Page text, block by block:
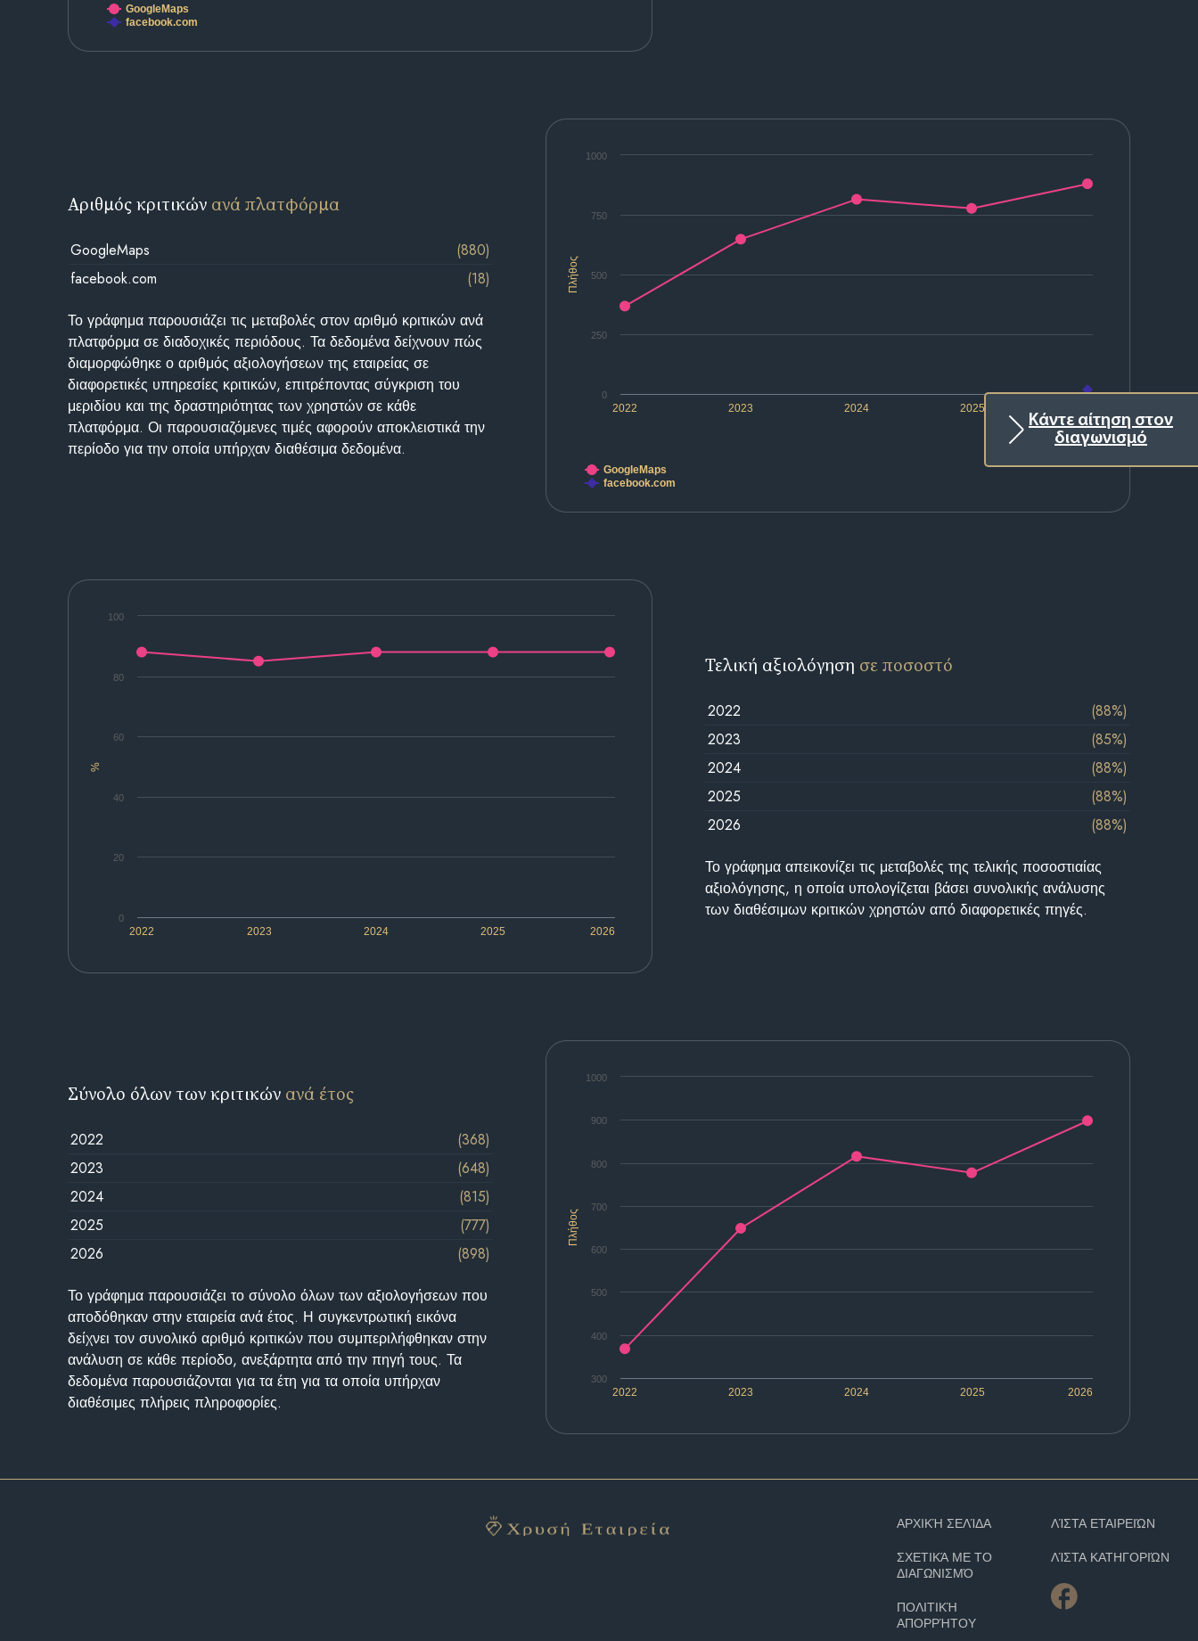
Κάντε αίτηση στον
διαγωνισμό
GoogleMaps
facebook.com
Πλήθος
2022 2023 2024 2025
0
1000
250
500
750
GoogleMaps
facebook.com
Αριθμός κριτικών ανά πλατφόρμα
GoogleMaps
(880)
facebook.com
(18)
Το γράφημα παρουσιάζει τις μεταβολές στον αριθμό κριτικών ανά
πλατφόρμα σε διαδοχικές περιόδους. Τα δεδομένα δείχνουν πώς
διαμορφώθηκε ο αριθμός αξιολογήσεων της εταιρείας σε
διαφορετικές υπηρεσίες κριτικών, επιτρέποντας σύγκριση του
μεριδίου και της δραστηριότητας των χρηστών σε κάθε
πλατφόρμα. Οι παρουσιαζόμενες τιμές αφορούν αποκλειστικά την
περίοδο για την οποία υπήρχαν διαθέσιμα δεδομένα.
%
2022 2023 2024 2025 2026
0
20
40
60
80
100
Τελική αξιολόγηση σε ποσοστό
2022
(88%)
2023
(85%)
2024
(88%)
2025
(88%)
2026
(88%)
Το γράφημα απεικονίζει τις μεταβολές της τελικής ποσοστιαίας
αξιολόγησης, η οποία υπολογίζεται βάσει συνολικής ανάλυσης
των διαθέσιμων κριτικών χρηστών από διαφορετικές πηγές.
Πλήθος
2022 2023 2024 2025 2026
300
400
500
600
700
800
900
1000
Σύνολο όλων των κριτικών ανά έτος
2022
(368)
2023
(648)
2024
(815)
2025
(777)
2026
(898)
Το γράφημα παρουσιάζει το σύνολο όλων των αξιολογήσεων που
αποδόθηκαν στην εταιρεία ανά έτος. Η συγκεντρωτική εικόνα
δείχνει τον συνολικό αριθμό κριτικών που συμπεριλήφθηκαν στην
ανάλυση σε κάθε περίοδο, ανεξάρτητα από την πηγή τους. Τα
δεδομένα παρουσιάζονται για τα έτη για τα οποία υπήρχαν
διαθέσιμες πλήρεις πληροφορίες.
ΑΡΧΙΚΉ ΣΕΛΊΔΑ
ΣΧΕΤΙΚΆ ΜΕ ΤΟ
ΔΙΑΓΩΝΙΣΜΌ
ΠΟΛΙΤΙΚΉ
ΑΠΟΡΡΉΤΟΥ
ΛΊΣΤΑ ΕΤΑΙΡΕΙΏΝ
ΛΊΣΤΑ ΚΑΤΗΓΟΡΙΏΝ